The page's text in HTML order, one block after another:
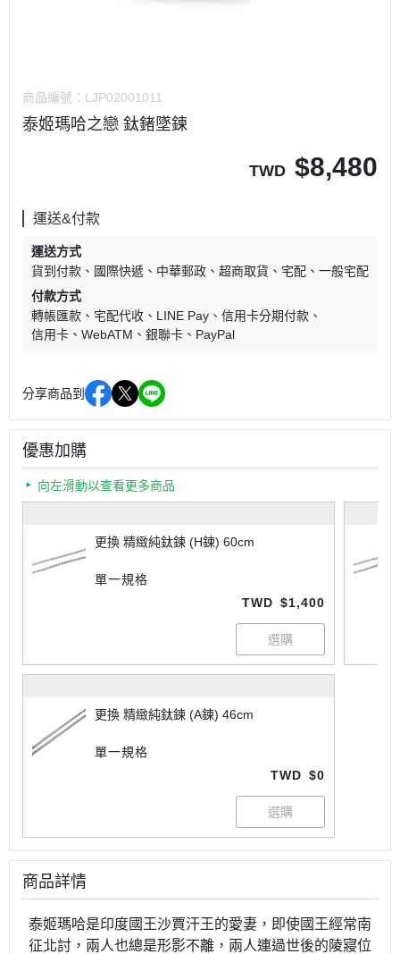
商品編號： LJP02001011
泰姬瑪哈之戀 鈦鍺墜鍊
TWD $8,480
運送&付款
運送方式
貨到付款
國際快遞 中華郵政 超商取貨 宅配
一般宅配
付款方式
轉帳匯款
宅配代收 LINE Pay
信用卡分期付款
信用卡
WebATM 銀聯卡 PayPal
分享商品到
優惠加購
向左滑動以查看更多商品
更換 精緻純鈦鍊 (H鍊) 60cm
單一規格
TWD $1,400
更換 精緻純鈦鍊 (A鍊) 46cm
單一規格
TWD $0
商品詳情
泰姬瑪哈是印度國王沙賈汗王的愛妻，即使國王經常南
征北討，兩人也總是形影不離，兩人連過世後的陵寢位